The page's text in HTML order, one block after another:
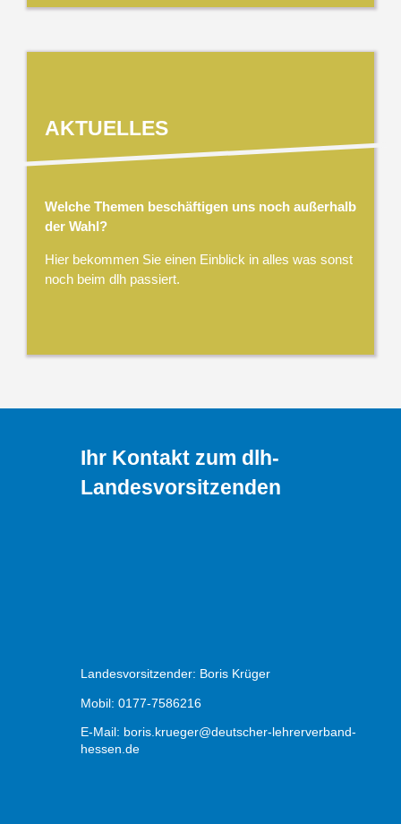
AKTUELLES
Welche Themen beschäftigen uns noch außerhalb
der Wahl?
Hier bekommen Sie einen Einblick in alles was sonst
noch beim dlh passiert.
Ihr Kontakt zum dlh-
Landesvorsitzenden
Landesvorsitzender: Boris Krüger
Mobil: 0177-7586216
E-Mail: boris.krueger@deutscher-lehrerverband-
hessen.de